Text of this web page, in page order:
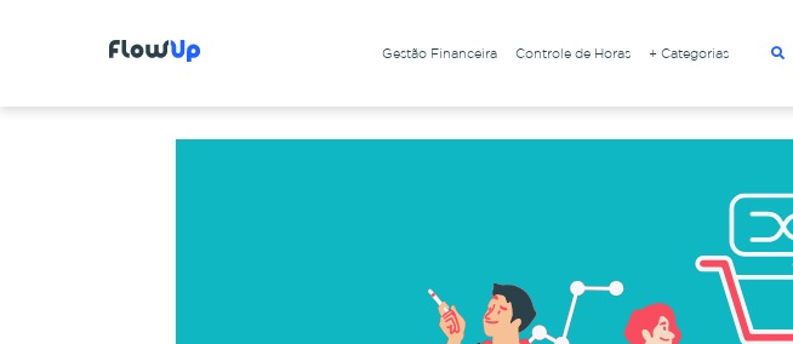
Gestão Financeira Controle de Horas + Categorias